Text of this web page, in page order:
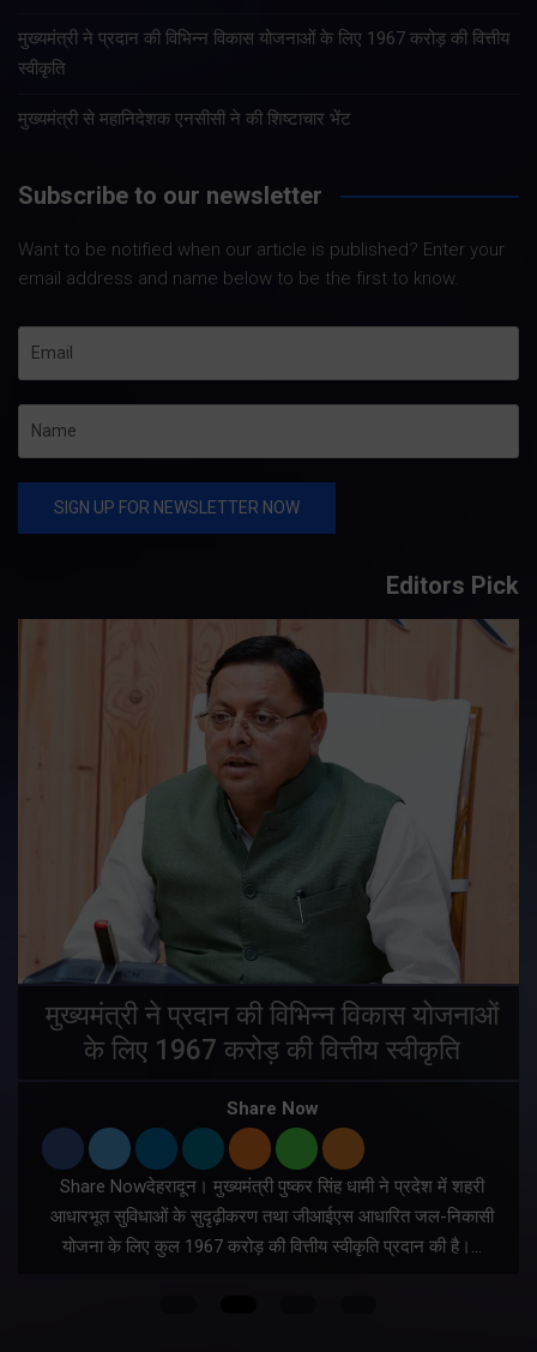
मुख्यमंत्री ने प्रदान की विभिन्न विकास योजनाओं के लिए 1967 करोड़ की वित्तीय
स्वीकृति
मुख्यमंत्री से महानिदेशक एनसीसी ने की शिष्टाचार भेंट
Subscribe to our newsletter
Want to be notified when our article is published? Enter your
email address and name below to be the first to know.
Editors Pick
मुख्यमंत्री ने प्रदान की विभिन्न विकास योजनाओं
के लिए 1967 करोड़ की वित्तीय स्वीकृति
Share Now
Share Nowदेहरादून। मुख्यमंत्री पुष्कर सिंह धामी ने प्रदेश में शहरी
आधारभूत सुविधाओं के सुदृढ़ीकरण तथा जीआईएस आधारित जल-निकासी
योजना के लिए कुल 1967 करोड़ की वित्तीय स्वीकृति प्रदान की है।…